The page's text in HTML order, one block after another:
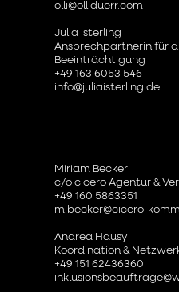
olli@olliduerr.com
Julia Isterling
Ansprechpartnerin für
Beeinträchtigung
+49 163 6053 546
info@juliaisterling.de
Miriam Becker
c/o cicero Agentur &
+49 160 5863351
m.becker@cicero-
Andrea Hausy
Koordination &
+49 151 62436360